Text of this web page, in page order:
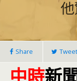
Share Tweet